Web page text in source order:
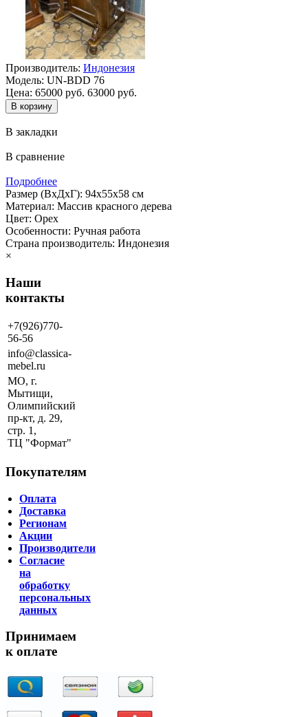
Производитель: Индонезия
Модель: UN-BDD 76
Цена: 65000 руб. 63000 руб.
В закладки
В сравнение
Подробнее
Размер (ВхДхГ): 94х55х58 см
Материал: Массив красного дерева
Цвет: Орех
Особенности: Ручная работа
Страна производитель: Индонезия
×
Наши
контакты
+7(926)770-
56-56
info@classica-
mebel.ru
МО, г.
Мытищи,
Олимпийский
пр-кт, д. 29,
стр. 1,
ТЦ "Формат"
Покупателям
Оплата
Доставка
Регионам
Акции
Производители
Согласие
на
обработку
персональных
данных
Принимаем
к оплате